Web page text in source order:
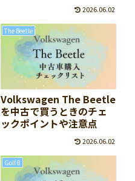
2026.06.02
The Beetle
Volkswagen The Beetle
を中古で買うときのチェ
ックポイントや注意点
2026.06.02
Golf 8